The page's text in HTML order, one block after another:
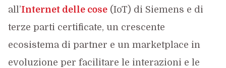
all’Internet delle cose(IoT) di Siemens e di
terze parti certificate, un crescente
ecosistema di partner e un marketplace in
evoluzione per facilitare le interazioni e le